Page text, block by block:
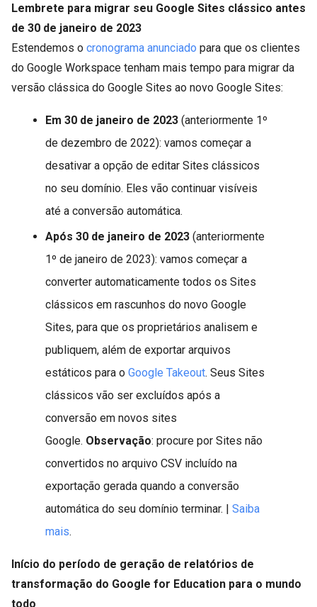
Lembrete para migrar seu Google Sites clássico antes
de 30 de janeiro de 2023
Estendemos o cronograma anunciado para que os clientes
do Google Workspace tenham mais tempo para migrar da
versão clássica do Google Sites ao novo Google Sites:
Em 30 de janeiro de 2023 (anteriormente 1º
de dezembro de 2022): vamos começar a
desativar a opção de editar Sites clássicos
no seu domínio. Eles vão continuar visíveis
até a conversão automática.
Após 30 de janeiro de 2023 (anteriormente
1º de janeiro de 2023): vamos começar a
converter automaticamente todos os Sites
clássicos em rascunhos do novo Google
Sites, para que os proprietários analisem e
publiquem, além de exportar arquivos
estáticos para o Google Takeout. Seus Sites
clássicos vão ser excluídos após a
conversão em novos sites
Google. Observação: procure por Sites não
convertidos no arquivo CSV incluído na
exportação gerada quando a conversão
automática do seu domínio terminar. | Saiba
mais.
Início do período de geração de relatórios de
transformação do Google for Education para o mundo
todo